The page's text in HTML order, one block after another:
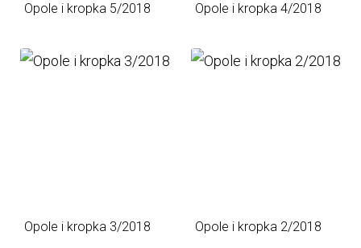
Opole i kropka 5/2018 Opole i kropka 4/2018
Opole i kropka 3/2018 Opole i kropka 2/2018